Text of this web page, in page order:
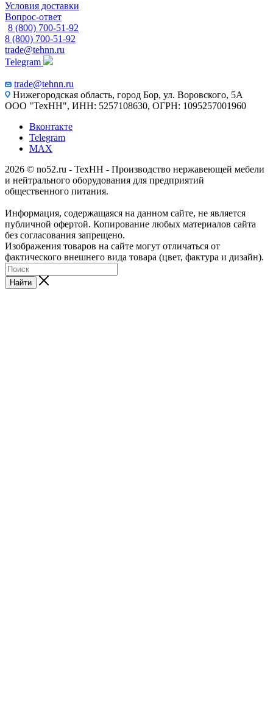
Условия доставки
Вопрос-ответ
8 (800) 700-51-92
8 (800) 700-51-92
trade@tehnn.ru
Telegram
trade@tehnn.ru
Нижегородская область, город Бор, ул. Воровского, 5А
ООО "ТехНН", ИНН: 5257108630, ОГРН: 1095257001960
Вконтакте
Telegram
MAX
2026 © no52.ru - ТехНН - Производство нержавеющей мебели
и нейтрального оборудования для предприятий
общественного питания.
Информация, содержащаяся на данном сайте, не является
публичной офертой. Копирование любых материалов сайта
без согласования запрещено.
Изображения товаров на сайте могут отличаться от
фактического внешнего вида товара (цвет, фактура и дизайн).
Найти